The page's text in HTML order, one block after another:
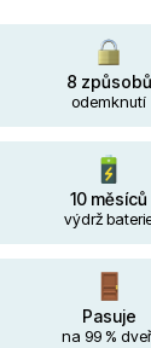
8 způsobů
odemknutí
10 měsíců
výdrž
Pasuje
na 99 %